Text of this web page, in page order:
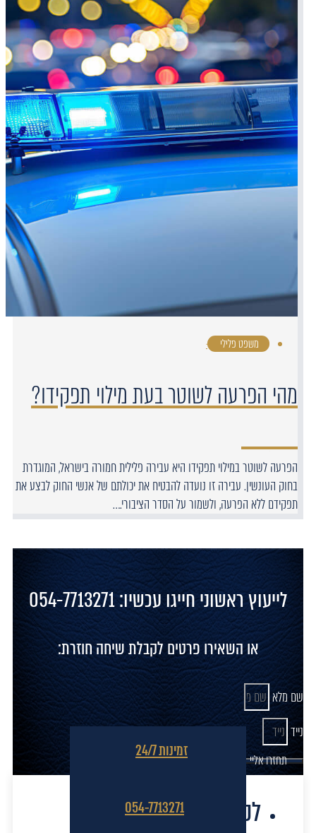
משפט פלילי ·
מהי הפרעה לשוטר בעת מילוי תפקידו?
הפרעה לשוטר במילוי תפקידו היא עבירה פלילית חמורה בישראל, המוגדרת
בחוק העונשין. עבירה זו נועדה להבטיח את יכולתם של אנשי החוק לבצע את
תפקידם ללא הפרעה, ולשמור על הסדר הציבורי.…
לייעוץ ראשוני חייגו עכשיו: 054-7713271
או השאירו פרטים לקבלת שיחה חוזרת:
שם מלא
נייד
תחזרו אליי
לקוחות מספרים
זמינות 24/7
054-7713271